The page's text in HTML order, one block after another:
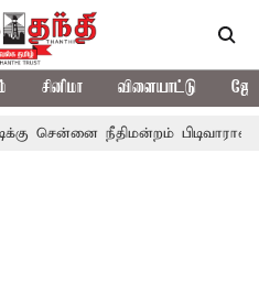
சினிமா விளையாட்டு
நீதிமன்றம் பிடிவாராண்ட்